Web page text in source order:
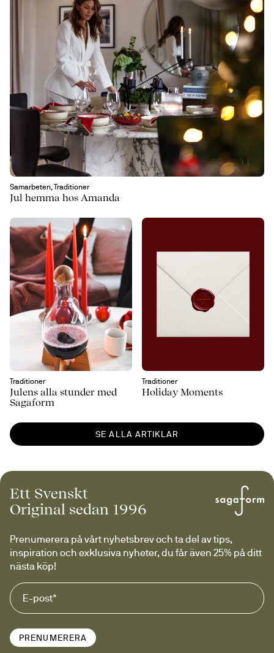
Samarbeten, Traditioner
Jul hemma hos Amanda
Traditioner
Julens alla stunder med
Sagaform
Traditioner
Holiday Moments
SE ALLA ARTIKLAR
Ett Svenskt
Original sedan 1996
Prenumerera på vårt nyhetsbrev och ta del av tips,
inspiration och exklusiva nyheter, du får även 25% på ditt
nästa köp!
PRENUMERERA